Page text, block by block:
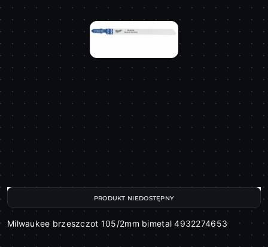
Milwaukee brzeszczot 105/2mm bimetal 4932274653
PRODUKT NIEDOSTĘPNY